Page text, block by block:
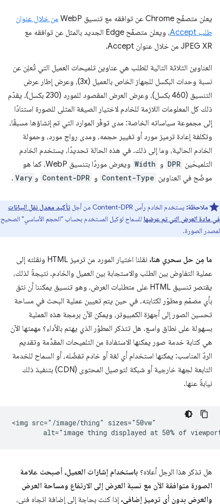
يعلن متصفّح Chrome عن توافقه مع تنسيق WebP
من خلال عنوان
طلب Accept
، ويعلن متصفّح Edge الجديد بالمثل عن توافقه مع
JPEG XR من خلال عنوان Accept.
العناوين الثلاثة التالية للطلب هي عناوين تلميحات العميل التي تُعلِن عن
نسبة وحدات البكسل للجهاز الخاص بالعميل (3x)، وعرض إطار عرض
التنسيق (460 بكسل)، وعرض العرض المقصود للمورد (230 بكسل). يقدّم
ذلك كل المعلومات اللازمة للخادم لاختيار الصيغة المثلى للصورة استنادًا
إلى مجموعة سياساته الخاصة: مدى توفّر الموارد التي تم إنشاؤها مسبقًا،
وتكلفة إعادة ترميز مورد أو تغيير حجمه، ومدى رواج مورد، وحمولة
الخادم الحالية، وما إلى ذلك. في هذه الحالة تحديدًا، يستخدم الخادم
التلميحَين DPR و Width
ويعرض موردًا بتنسيق WebP، كما هو
موضّح في العناوين Content-Type و Content-DPR و Vary
.
ملاحظة: يستخدم الخادم رأس Content-DPR من أجل
تأكيد معدل نقل البيانات
في مادة العرض التي تم عرضها للسماح لوكيل المستخدم بحساب "الحجم الأساسي" الصحيح
لمصدر الصورة.
ما مِن حل سحري هنا.
نقلنا اختيار المورد من ترميز HTML ونقلته إلى
عملية التفاوض بين الطلب والاستجابة بين العميل والخادم. نتيجةً لذلك،
يقتصر تنسيق HTML على متطلبات العرض، وهو تنسيق يمكننا أن نثق
بأي مصمّم ومطوّر لكتابته، في حين يتم تعيين عملية البحث في مساحة
تحسين الصور إلى أجهزة الكمبيوتر، ويمكن الآن برمجة هذه العملية
بسهولة على نطاق واسع. هل تتذكر المطوّر الذي يهتم بالأداء؟ مهمتها الآن
هي كتابة خدمة صور يمكنها الاستفادة من التلميحات المقدَّمة وتقديم
الردّ المناسب: يمكنها استخدام أي لغة أو خادم تفضّله، أو السماح للخدمة
التابعة لجهة خارجية أو شبكة لتوصيل المحتوى (CDN) بتنفيذ ذلك
نيابةً عنها.
<img src="/image/thing" sizes="50vw"
هل تذكر هذا الرجل أعلاه؟ باستخدام إشارات العميل، أصبحت علامة
الصورة متوافقة الآن مع نسبة العرض إلى الارتفاع ومساحة العرض
والعرض بدون أي ترميز إضافي. إذا كنت بحاجة إلى إضافة اتجاه فني،